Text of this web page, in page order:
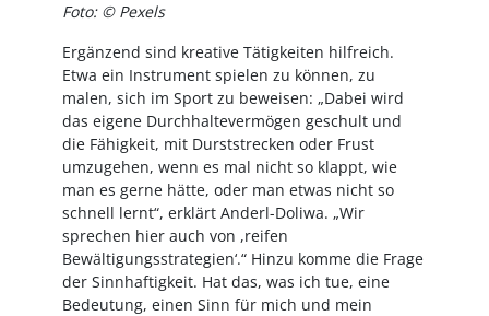
Foto: © Pexels
Ergänzend sind kreative Tätigkeiten hilfreich.
Etwa ein Instrument spielen zu können, zu
malen, sich im Sport zu beweisen: „Dabei wird
das eigene Durchhaltevermögen geschult und
die Fähigkeit, mit Durststrecken oder Frust
umzugehen, wenn es mal nicht so klappt, wie
man es gerne hätte, oder man etwas nicht so
schnell lernt“, erklärt Anderl-Doliwa. „Wir
sprechen hier auch von ,reifen
Bewältigungsstrategien‘.“ Hinzu komme die Frage
der Sinnhaftigkeit. Hat das, was ich tue, eine
Bedeutung, einen Sinn für mich und mein